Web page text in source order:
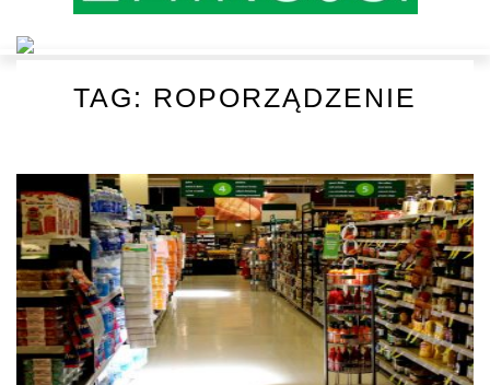
TAG: ROPORZĄDZENIE